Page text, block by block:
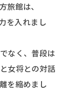
旅館は、
を入れまし
なく、普段は
女将との対話
を縮めまし